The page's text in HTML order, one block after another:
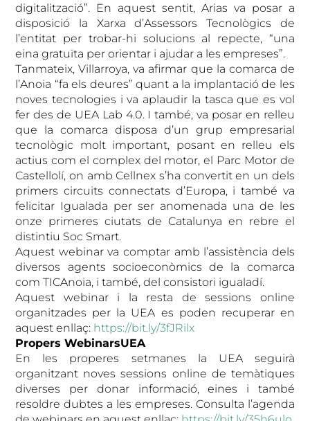
digitalització”. En aquest sentit, Arias va posar a
disposició la Xarxa d’Assessors Tecnològics de
l’entitat per trobar-hi solucions al repecte, “una
eina gratuïta per orientar i ajudar a les empreses”.
Tanmateix, Villarroya, va afirmar que la comarca de
l’Anoia “fa els deures” quant a la implantació de les
noves tecnologies i va aplaudir la tasca que es vol
fer des de UEA Lab 4.0. I també, va posar en relleu
que la comarca disposa d’un grup empresarial
tecnològic molt important, posant en relleu els
actius com el complex del motor, el Parc Motor de
Castellolí, on amb Cellnex s’ha convertit en un dels
primers circuits connectats d’Europa, i també va
felicitar Igualada per ser anomenada una de les
onze primeres ciutats de Catalunya en rebre el
distintiu Soc Smart.
Aquest webinar va comptar amb l’assistència dels
diversos agents socioeconòmics de la comarca
com TICAnoia, i també, del consistori igualadí.
Aquest webinar i la resta de sessions online
organitzades per la UEA es poden recuperar en
aquest enllaç: https://bit.ly/3fJRilx
Propers WebinarsUEA
En les properes setmanes la UEA seguirà
organitzant noves sessions online de temàtiques
diverses per donar informació, eines i també
resoldre dubtes a les empreses. Consulta l’agenda